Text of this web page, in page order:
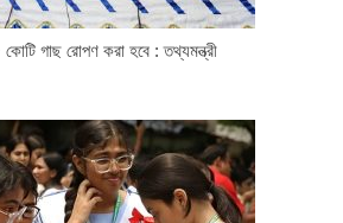
গাছ রোপণ করা হবে : তথ্যমন্ত্রী